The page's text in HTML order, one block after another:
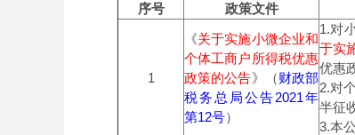
序号 政策文件
1
《关于实施小微企业和
个体工商户所得税优惠
政策的公告》（财政部
税务总局公告2021年
第12号）
1.对
于实
优惠
2.对
半征
3.本